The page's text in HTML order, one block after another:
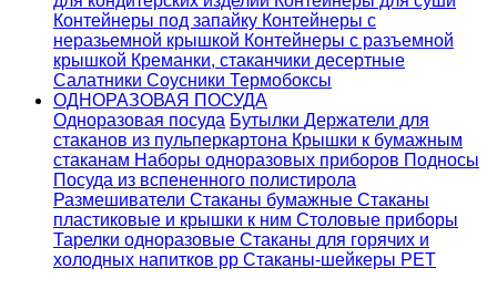
Контейнеры под запайку Контейнеры с
неразьемной крышкой Контейнеры с разъемной
крышкой Креманки, стаканчики десертные
Салатники Соусники Термобоксы
ОДНОРАЗОВАЯ ПОСУДА
Одноразовая посуда Бутылки Держатели для
стаканов из пульперкартона Крышки к бумажным
стаканам Наборы одноразовых приборов Подносы
Посуда из вспененного полистирола
Размешиватели Стаканы бумажные Стаканы
пластиковые и крышки к ним Столовые приборы
Тарелки одноразовые Стаканы для горячих и
холодных напитков pp Стаканы-шейкеры PET